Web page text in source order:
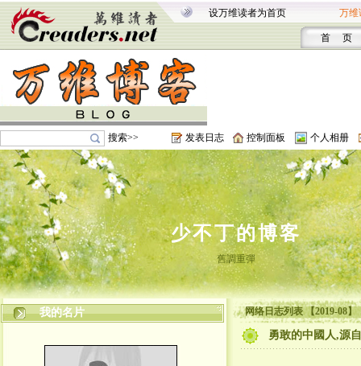
设万维读者为首页 万维
首 页
搜索>> 发表日志 控制面板 个人相册
少不丁的博客
舊調重彈
我的名片 网络日志列表 【2019-08】
勇敢的中國人,源